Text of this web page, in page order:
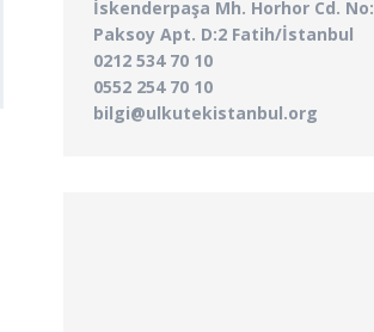
İskenderpaşa Mh. Horhor Cd.
Paksoy Apt. D:2 Fatih/İstanbul
0212 534 70 10
0552 254 70 10
bilgi@ulkutekistanbul.org